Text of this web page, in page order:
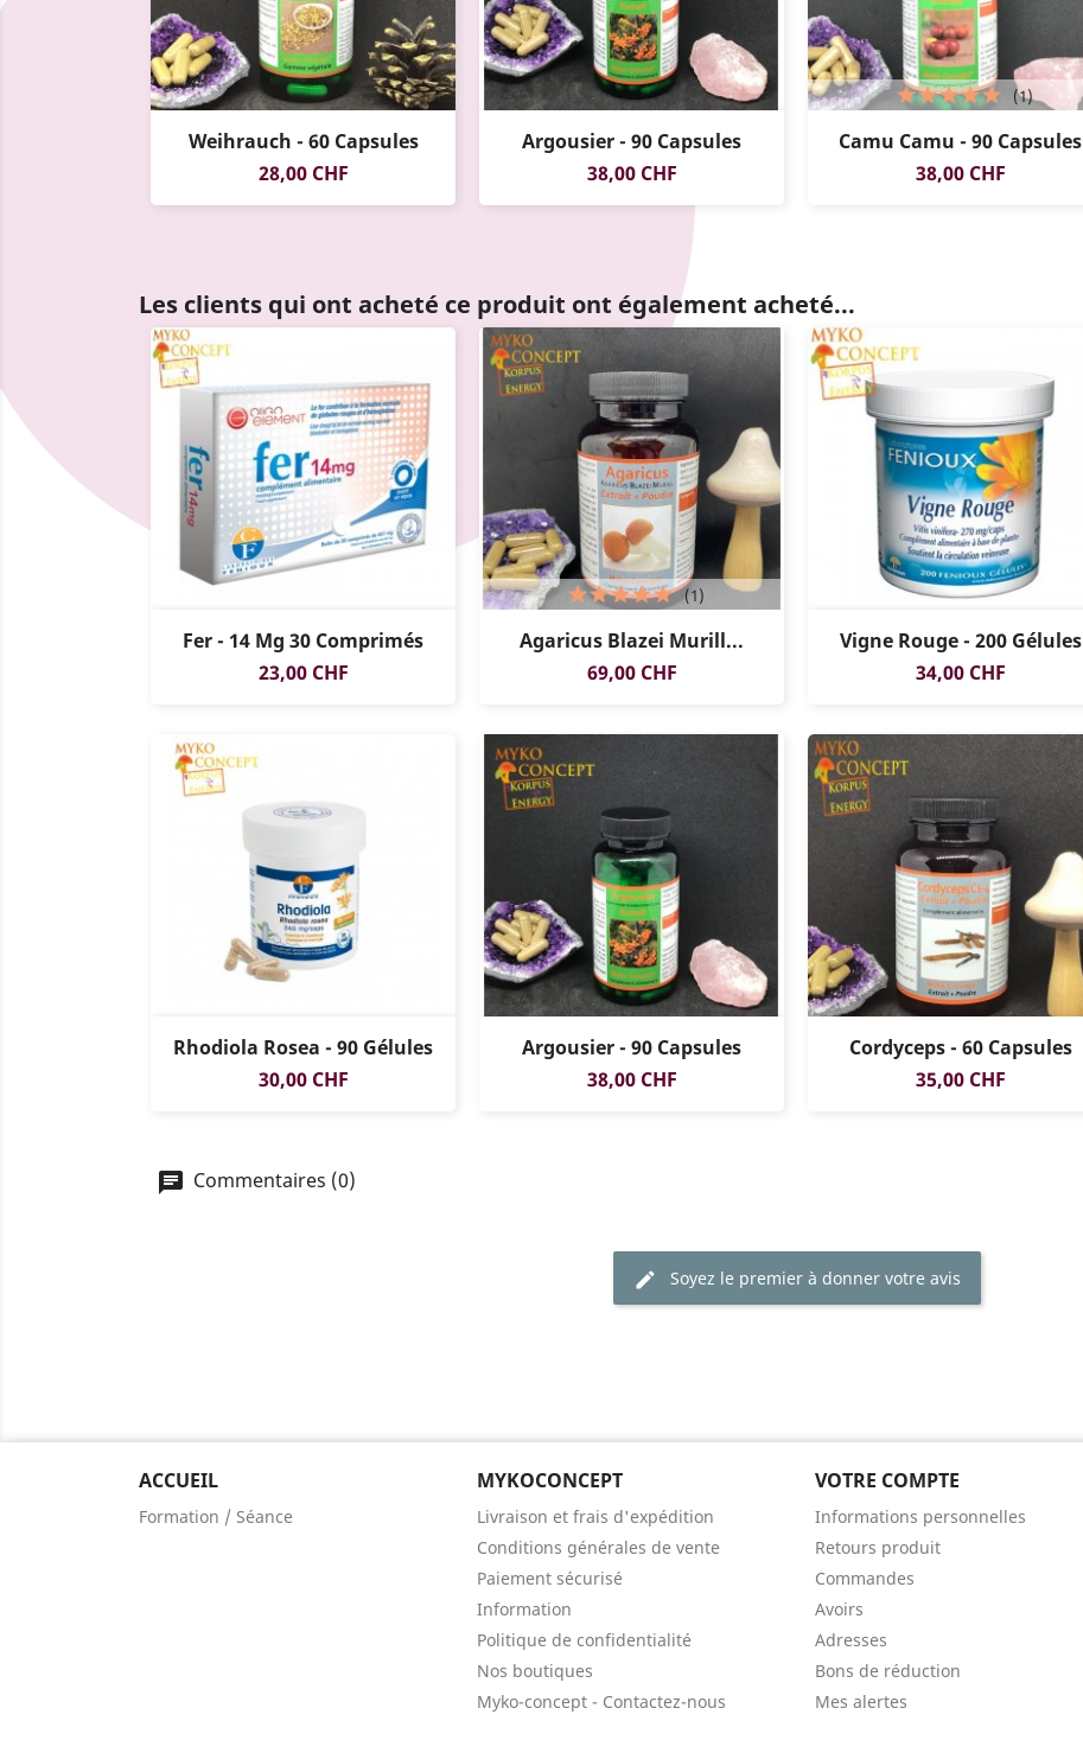
Weihrauch - 60 Capsules
Prix
28,00 CHF
Argousier - 90 Capsules
Prix
38,00 CHF
Camu Camu - 90 Capsules
Prix
38,00 CHF
(1)
Les clients qui ont acheté ce produit ont également acheté...
Fer - 14 Mg 30 Comprimés
Prix
23,00 CHF
Agaricus Blazei Murill...
Prix
69,00 CHF
(1)
Vigne Rouge - 200 Gélules
Prix
34,00 CHF
Rhodiola Rosea - 90 Gélules
Prix
30,00 CHF
Argousier - 90 Capsules
Prix
38,00 CHF
Cordyceps - 60 Capsules
Prix
35,00 CHF
Commentaires (0)
Soyez le premier à donner votre avis
ACCUEIL
Formation / Séance
MYKOCONCEPT
Livraison et frais d'expédition
Conditions générales de vente
Paiement sécurisé
Information
Politique de confidentialité
Nos boutiques
Myko-concept - Contactez-nous
VOTRE COMPTE
Informations personnelles
Retours produit
Commandes
Avoirs
Adresses
Bons de réduction
Mes alertes